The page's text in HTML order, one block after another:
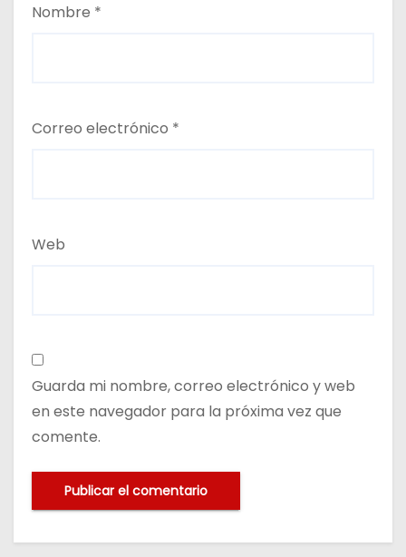
Nombre *
Correo electrónico *
Web
Guarda mi nombre, correo electrónico y web
en este navegador para la próxima vez que
comente.